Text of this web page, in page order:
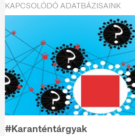
KAPCSOLÓDÓ ADATBÁZISAINK
#Karanténtárgyak